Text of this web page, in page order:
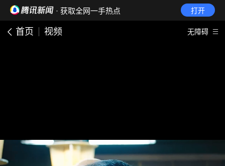
· 获取全网一手热点 打开
首页 视频 无障碍